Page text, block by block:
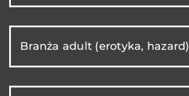
Branża adult (erotyka, hazard)